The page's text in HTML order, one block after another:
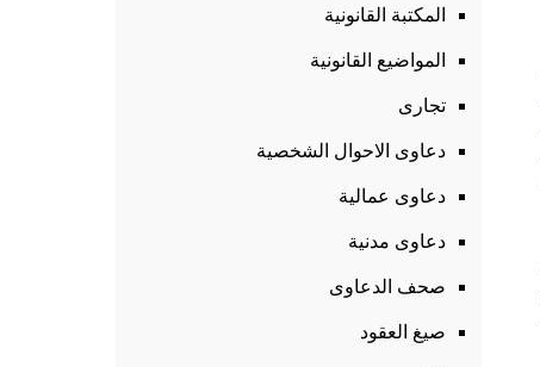
المكتبة القانونية
المواضيع القانونية
تجارى
دعاوى الاحوال الشخصية
دعاوى عمالية
دعاوى مدنية
صحف الدعاوى
صيغ العقود